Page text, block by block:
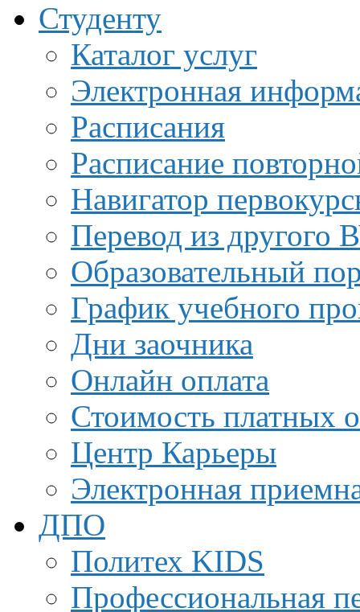
Студенту
Каталог услуг
Электронная
Расписания
Расписание
Навигатор
Перевод из другого
Образовательный
График учебного
Дни заочника
Онлайн оплата
Стоимость платных
Центр Карьеры
Электронная
ДПО
Политех KIDS
Профессиональная